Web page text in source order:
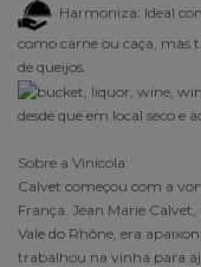
Harmoniza: Ideal
como carne ou caça, mas
de queijos.
desde que em local seco e
Sobre a Vinícola:
Calvet começou com a
França. Jean Marie
Vale do Rhône, era
trabalhou na vinha para